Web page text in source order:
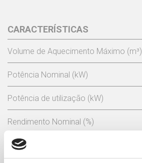
CARACTERÍSTICAS
Volume de Aquecimento Máximo (m³)
Potência Nominal (kW)
Potência de utilização (kW)
Rendimento Nominal (%)
Consumo Lenha/Hora (kg)